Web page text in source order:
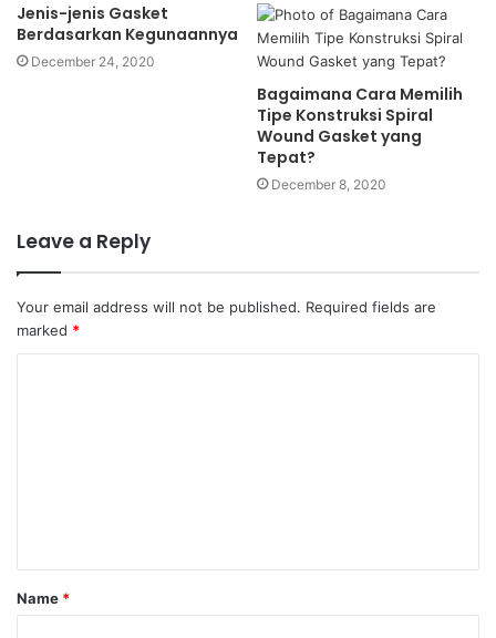
Jenis-jenis Gasket
Berdasarkan Kegunaannya
December 24, 2020
Bagaimana Cara Memilih
Tipe Konstruksi Spiral
Wound Gasket yang
Tepat?
December 8, 2020
Leave a Reply
Your email address will not be published. Required fields are
marked *
Name *